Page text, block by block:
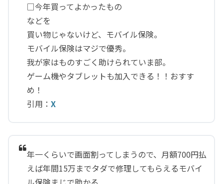
□今年買ってよかったもの
などを
買い物じゃないけど、モバイル保険。
モバイル保険はマジで優秀。
我が家はものすごく助けられていま部。
ゲーム機やタブレットも加入できる！！おすす
め！
引用： X
年一くらいで画面割ってしまうので、月額700円払
えば年間15万までタダで修理してもらえるモバイ